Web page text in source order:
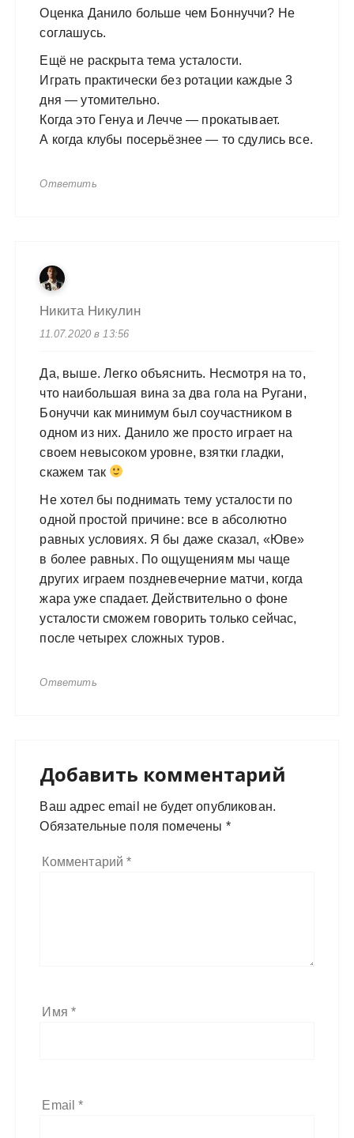
Оценка Данило больше чем Боннуччи? Не
соглашусь.
Ещё не раскрыта тема усталости.
Играть практически без ротации каждые 3
дня — утомительно.
Когда это Генуа и Лечче — прокатывает.
А когда клубы посерьёзнее — то сдулись все.
Ответить
Никита Никулин
11.07.2020 в 13:56
Да, выше. Легко объяснить. Несмотря на то,
что наибольшая вина за два гола на Ругани,
Бонуччи как минимум был соучастником в
одном из них. Данило же просто играет на
своем невысоком уровне, взятки гладки,
скажем так
Не хотел бы поднимать тему усталости по
одной простой причине: все в абсолютно
равных условиях. Я бы даже сказал, «Юве»
в более равных. По ощущениям мы чаще
других играем поздневечерние матчи, когда
жара уже спадает. Действительно о фоне
усталости сможем говорить только сейчас,
после четырех сложных туров.
Ответить
Добавить комментарий
Ваш адрес email не будет опубликован.
Обязательные поля помечены *
Комментарий*
Имя*
Email*